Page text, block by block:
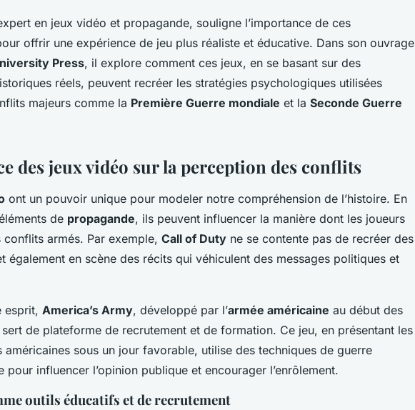
en jeux vidéo et propagande, souligne l’importance de ces
offrir une expérience de jeu plus réaliste et éducative. Dans son ouvrage
Press, il explore comment ces jeux, en se basant sur des
réels, peuvent recréer les stratégies psychologiques utilisées
majeurs comme la Première Guerre mondiale et la Seconde Guerre
des jeux vidéo sur la perception des conflits
ont un pouvoir unique pour modeler notre compréhension de l’histoire. En
de propagande, ils peuvent influencer la manière dont les joueurs
armés. Par exemple, Call of Duty ne se contente pas de recréer des
également en scène des récits qui véhiculent des messages politiques et
esprit, America’s Army, développé par l’armée américaine au début des
de plateforme de recrutement et de formation. Ce jeu, en présentant les
américaines sous un jour favorable, utilise des techniques de guerre
pour influencer l’opinion publique et encourager l’enrôlement.
outils éducatifs et de recrutement